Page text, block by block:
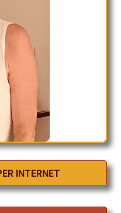
INTERNET